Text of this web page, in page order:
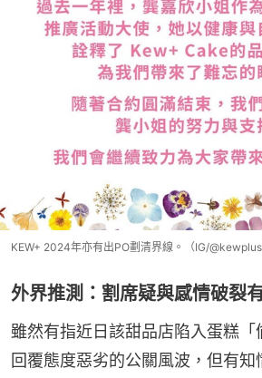
KEW+ 2024年亦有出PO劃清界線。（IG/@kewplus
外界推測：割席疑與感情破裂
雖然有指近日該甜品店陷入蛋糕「
回覆態度惡劣的公關風波，但有知